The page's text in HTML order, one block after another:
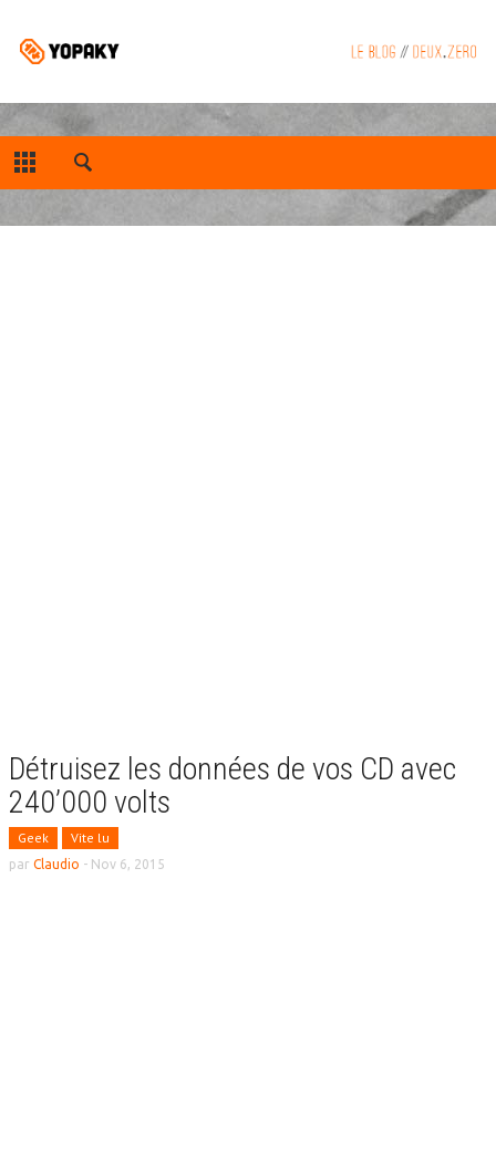
Détruisez les données de vos CD avec
240’000 volts
Geek Vite lu
par Claudio - Nov 6, 2015